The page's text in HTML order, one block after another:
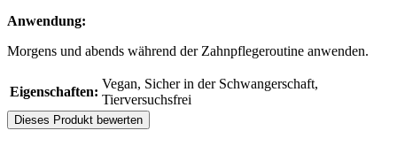
Anwendung:
Morgens und abends während der Zahnpflegeroutine anwenden.
Eigenschaften:
Vegan, Sicher in der Schwangerschaft,
Tierversuchsfrei
Dieses Produkt bewerten